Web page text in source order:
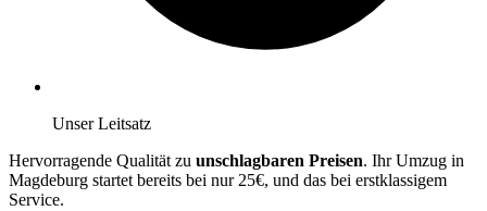
Unser Leitsatz
Hervorragende Qualität zu unschlagbaren Preisen. Ihr Umzug in
Magdeburg startet bereits bei nur 25€, und das bei erstklassigem
Service.